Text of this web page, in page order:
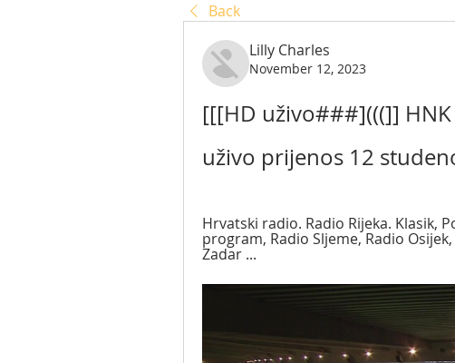
Back
Lilly Charles
November 12, 2023
[[[HD uživo###](((]]
uživo prijenos 12
Hrvatski radio. Radio Rijeka. Klasik,
program, Radio Sljeme, Radio
Zadar ...